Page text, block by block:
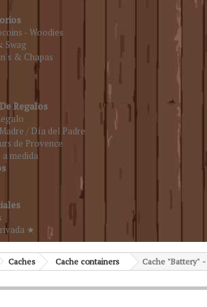
- Woodies
Swag
& Chapas
Regalos
/ Día del Padre
de Provence
medida
★
Caches Cache containers Cache "Battery" -